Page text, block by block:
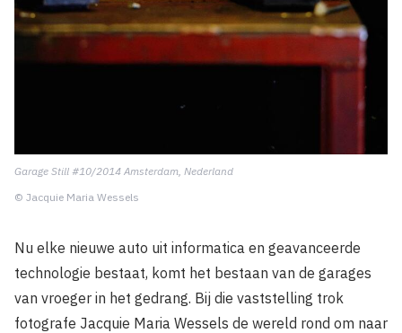
Garage Still #10/2014 Amsterdam, Nederland
© Jacquie Maria Wessels
Nu elke nieuwe auto uit informatica en geavanceerde
technologie bestaat, komt het bestaan van de garages
van vroeger in het gedrang. Bij die vaststelling trok
fotografe Jacquie Maria Wessels de wereld rond om naar